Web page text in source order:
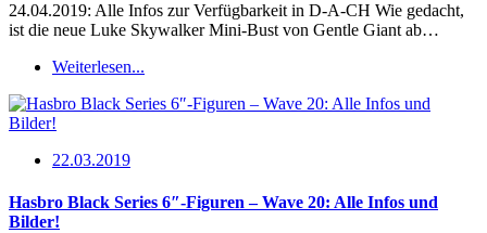
24.04.2019: Alle Infos zur Verfügbarkeit in D-A-CH Wie gedacht,
ist die neue Luke Skywalker Mini-Bust von Gentle Giant ab…
Weiterlesen...
22.03.2019
Hasbro Black Series 6″-Figuren – Wave 20: Alle Infos und
Bilder!